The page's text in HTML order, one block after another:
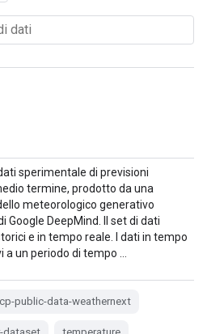
sperimentale di previsioni
termine, prodotto da una
meteorologico generativo
Google DeepMind. Il set di dati
e in tempo reale. I dati in tempo
un periodo di tempo …
public-data-weathernext